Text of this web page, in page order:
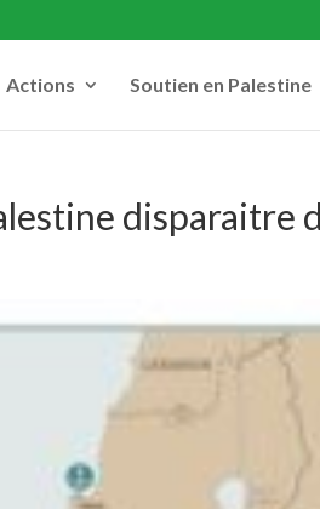
Actions Soutien en Palestine
disparaitre